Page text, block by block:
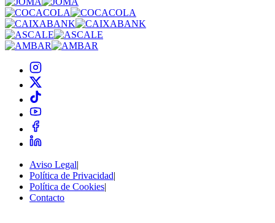
Aviso Legal|
Política de Privacidad|
Política de Cookies|
Contacto